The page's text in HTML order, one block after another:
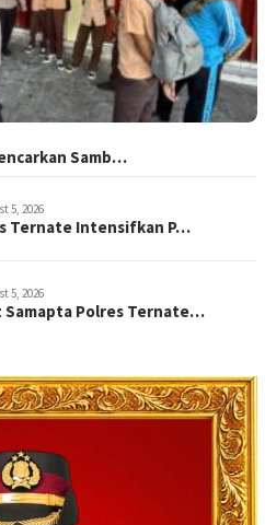
Samb…
5, 2026
Ternate Intensifkan P…
5, 2026
Samapta Polres Ternate…